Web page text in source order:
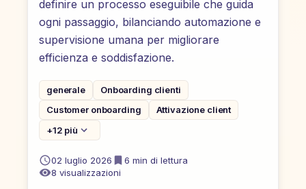
definire un processo eseguibile che guida
ogni passaggio, bilanciando automazione e
supervisione umana per migliorare
efficienza e soddisfazione.
generale
Onboarding clienti
Customer onboarding
Attivazione client
+12 più
02 luglio 2026 6 min di lettura
8 visualizzazioni